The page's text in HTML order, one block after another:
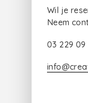
Wil je
Neem
03 229 09